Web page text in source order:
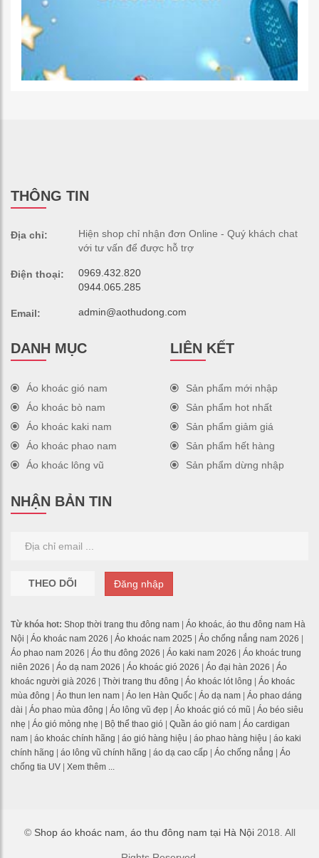
THÔNG TIN
Địa chỉ:
Hiện shop chỉ nhận đơn Online - Quý khách chat
với tư vấn để được hỗ trợ
Điện thoại:
0969.432.820
0944.065.285
Email: admin@aothudong.com
DANH MỤC
Áo khoác gió nam
Áo khoác bò nam
Áo khoác kaki nam
Áo khoác phao nam
Áo khoác lông vũ
LIÊN KẾT
Sản phẩm mới nhập
Sản phẩm hot nhất
Sản phẩm giảm giá
Sản phẩm hết hàng
Sản phẩm dừng nhập
NHẬN BẢN TIN
THEO DÕI Đăng nhập
Từ khóa hot: Shop thời trang thu đông nam
Áo khoác, áo thu đông nam Hà
Nội
Áo khoác nam 2026 Áo khoác nam 2025 Áo chống nắng nam 2026
Áo phao nam 2026
Áo thu đông 2026 Áo kaki nam 2026
Áo khoác trung
niên 2026
Áo dạ nam 2026 Áo khoác gió 2026 Áo đại hàn 2026
Áo
khoác người già 2026
Thời trang thu đông Áo khoác lót lông
Áo khoác
mùa đông
Áo thun len nam Áo len Hàn Quốc Áo dạ nam
Áo phao dáng
dài
Áo phao mùa đông Áo lông vũ đẹp Áo khoác gió có mũ
Áo béo siêu
nhẹ
Áo gió mỏng nhẹ Bộ thể thao gió Quần áo gió nam
Áo cardigan
nam
áo khoác chính hãng áo gió hàng hiệu áo phao hàng hiệu
áo kaki
chính hãng
áo lông vũ chính hãng áo dạ cao cấp Áo chống nắng
Áo
chống tia UV
Xem thêm ...
© Shop áo khoác nam, áo thu đông nam tại Hà Nội2018. All